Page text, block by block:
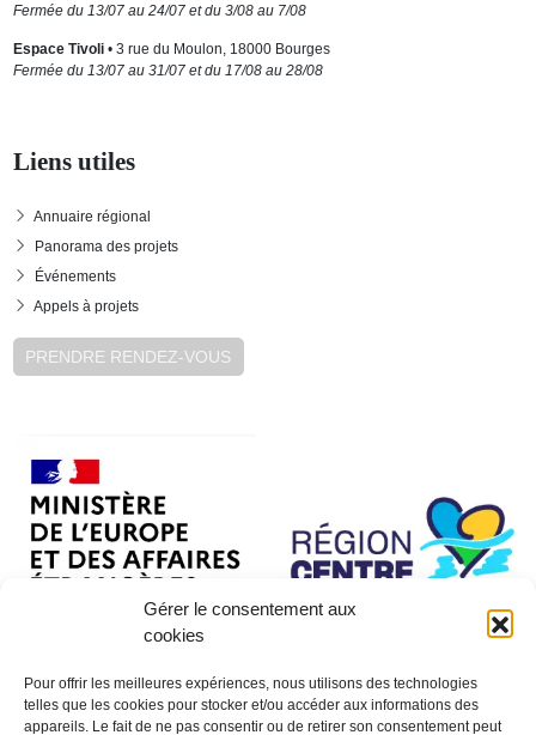
Gérer le consentement aux
cookies
Pour offrir les meilleures expériences, nous utilisons des technologies
telles que les cookies pour stocker et/ou accéder aux informations des
appareils. Le fait de ne pas consentir ou de retirer son consentement peut
Fermée du 13/07 au 24/07 et du 3/08 au 7/08
Espace Tivoli• 3 rue du Moulon, 18000 Bourges
Fermée du 13/07 au 31/07 et du 17/08 au 28/08
Liens utiles
Annuaire régional
Panorama des projets
Événements
Appels à projets
PRENDRE RENDEZ-VOUS